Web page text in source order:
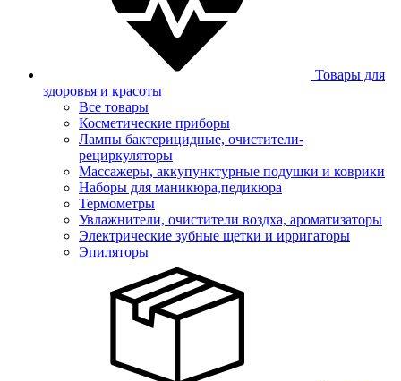
Товары для
здоровья и красоты
Все товары
Косметические приборы
Лампы бактерицидные, очистители-
рециркуляторы
Массажеры, аккупунктурные подушки и коврики
Наборы для маникюра,педикюра
Термометры
Увлажнители, очистители воздха, ароматизаторы
Электрические зубные щетки и ирригаторы
Эпиляторы